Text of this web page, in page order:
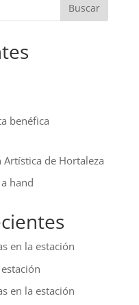
Buscar
benéfica
Artística de Hortaleza
hand
en la estación
en la estación